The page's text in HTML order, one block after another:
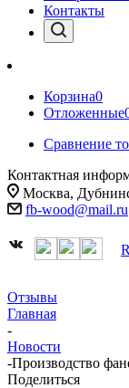
Контакты
Корзина0
Отложенные
Сравнение
Контактная
Москва,
fb-wood@mail.ru
Отзывы
Главная
-
Новости
-Производство
Поделиться